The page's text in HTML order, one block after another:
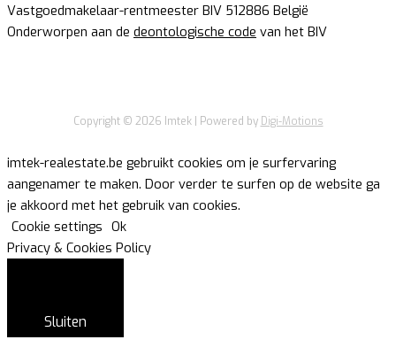
Vastgoedmakelaar-rentmeester BIV 512886 België
Onderworpen aan de deontologische code van het BIV
Copyright © 2026 Imtek| Powered by Digi-Motions
imtek-realestate.be gebruikt cookies om je surfervaring
aangenamer te maken. Door verder te surfen op de website ga
je akkoord met het gebruik van cookies.
Cookie settings Ok
Privacy & Cookies Policy
Sluiten